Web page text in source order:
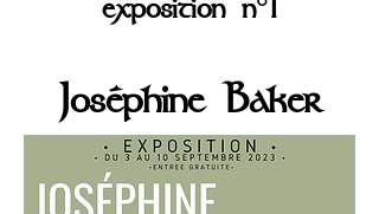
exposition n°1
Joséphine Baker